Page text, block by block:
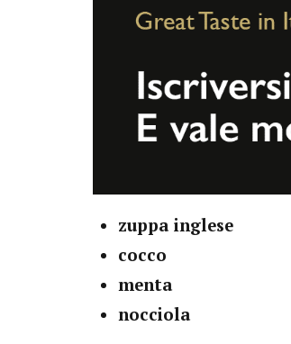
zuppa inglese
cocco
menta
nocciola